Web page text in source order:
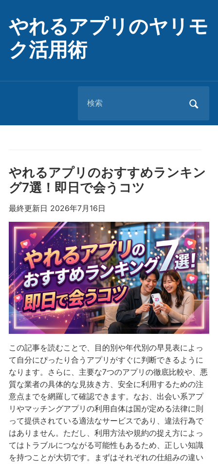
やれるアプリのヤリモ
ク活用術
for:
やれるアプリのおすすめランキン
グ7選！即日で会うコツ
最終更新日 2026年7月16日
この記事を読むことで、目的別や年代別の早見表によっ
て自分にぴったり合うアプリがすぐに判断できるように
なります。さらに、主要な7つのアプリの徹底比較や、悪
質な業者の具体的な見抜き方、安全に利用するための注
意点までを網羅して確認できます。なお、出会い系アプ
リやマッチングアプリの利用自体は国が定める法律に則
って提供されている適法なサービスであり、違法行為で
はありません。ただし、利用方法や規約の捉え方によっ
てはトラブルにつながる可能性もあるため、正しい知識
を持つことが大切です。まずはそれぞれの仕組みの違い